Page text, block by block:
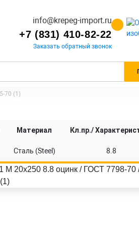
info@krepeg-import.ru
+7 (831) 410-82-22
Заказать обратный звонок
70 (1)
Материал Кл.пр./
Сталь (Steel) 8.8